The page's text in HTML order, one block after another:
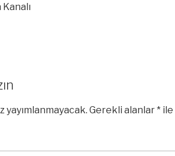
yayımlanmayacak. Gerekli alanlar*